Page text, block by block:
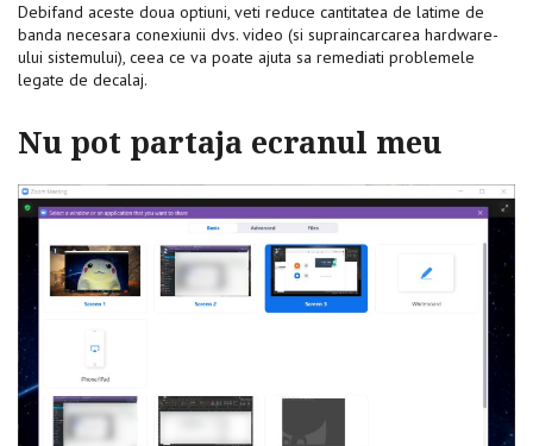
Debifand aceste doua optiuni, veti reduce cantitatea de latime de
banda necesara conexiunii dvs. video (si supraincarcarea hardware-
ului sistemului), ceea ce va poate ajuta sa remediati problemele
legate de decalaj.
Nu pot partaja ecranul meu